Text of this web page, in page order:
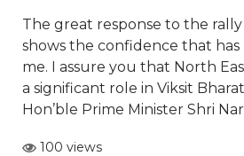
The great response to the
shows the confidence that
me. I assure you that North
a significant role in Viksit
Hon’ble Prime Minister Shri
100 views